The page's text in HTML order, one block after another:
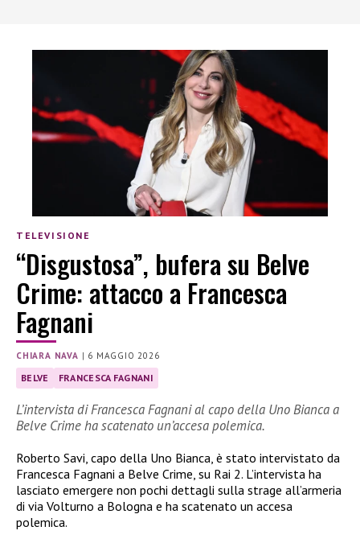
TELEVISIONE
“Disgustosa”, bufera su Belve
Crime: attacco a Francesca
Fagnani
CHIARA NAVA | 6 MAGGIO 2026
BELVE FRANCESCA FAGNANI
L’intervista di Francesca Fagnani al capo della Uno Bianca a
Belve Crime ha scatenato un’accesa polemica.
Roberto Savi, capo della Uno Bianca, è stato intervistato da
Francesca Fagnani a Belve Crime, su Rai 2. L’intervista ha
lasciato emergere non pochi dettagli sulla strage all’armeria
di via Volturno a Bologna e ha scatenato un accesa
polemica.